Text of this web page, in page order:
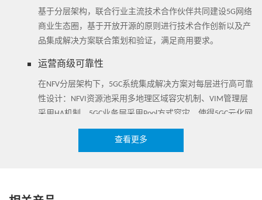
方案亮点：
中兴通讯5GC自动化集成解决方案通过AIC自动化集成中心向运营商
提供5GC网络集成的自动化规划设计、方案验证、网络部署、集成测
各环节的结果，支持端到端的CI/CD，提供定制化的南北向接口，与
周边5G实体的交互，自动输出集成各环节的结果，预集成工作流，
涵盖NFVI集成、MANO集成、VNF集成等各种5GC/NFV集成全业务场
景，大幅度降低网络建设难度，极大提升了5G核心网集成效率和质
帮助运营商解决5G建设中的难点，降低运营商成本。
中兴通讯5GC自动化集成解决方案，通过一系列的集成自动化工具，
贯穿实验室预集成、工程建设、网络运维等多业务场景，大幅降低
基于分层架构，联合行业主流技术合作伙伴共同建设5G网络
商业生态圈，基于开放开源的原则进行技术合作创新以及产
品集成解决方案联合策划和验证，满足商用要求。
运营商级可靠性
在NFV分层架构下，5GC系统集成解决方案对每层进行高可靠
性设计：NFVI资源池采用多地理区域容灾机制、VIM管理层
采用HA机制、5GC业务层采用Pool方式容灾，使得5GC云化网
络仍然具备传统电信设备的高可靠性特征。
查看更多